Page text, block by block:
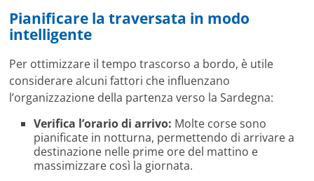
Pianificare la traversata in modo
intelligente
Per ottimizzare il tempo trascorso a bordo, è utile
considerare alcuni fattori che influenzano
l’organizzazione della partenza verso la Sardegna:
Verifica l’orario di arrivo: Molte corse sono
pianificate in notturna, permettendo di arrivare a
destinazione nelle prime ore del mattino e
massimizzare così la giornata.